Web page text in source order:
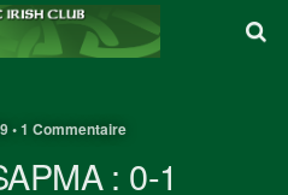
• 1 Commentaire
: 0-1